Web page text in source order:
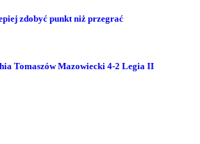
zdobyć punkt niż przegrać
Tomaszów Mazowiecki 4-2 Legia II